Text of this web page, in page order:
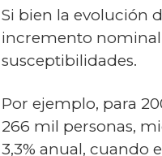
Si bien la evolución
incremento
susceptibilidades.
Por ejemplo, para
266 mil personas,
3,3% anual, cuando